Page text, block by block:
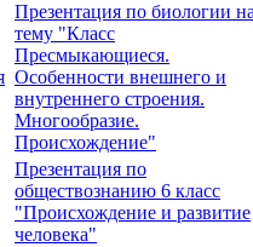
Презентация по биологии на
тему "Класс
Пресмыкающиеся.
Особенности внешнего и
внутреннего строения.
Многообразие.
Происхождение"
Презентация по
обществознанию 6 класс
"Происхождение и развитие
человека"